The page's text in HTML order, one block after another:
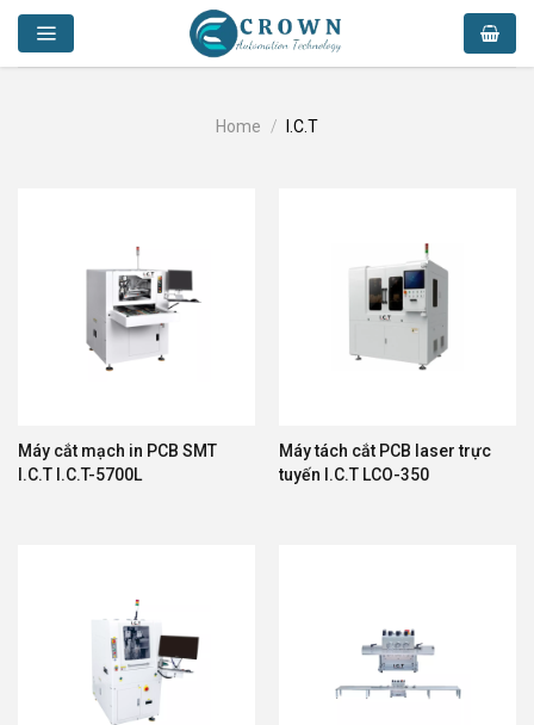
Skip
content
Home / I.C.T
Máy cắt mạch in PCB SMT
I.C.T I.C.T-5700L
Máy tách cắt PCB laser trực
tuyến I.C.T LCO-350